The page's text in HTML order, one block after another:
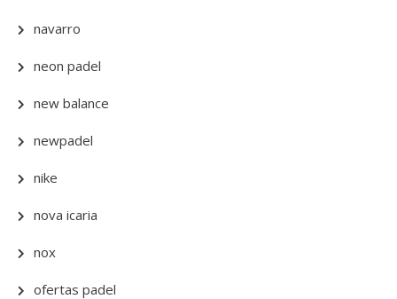
navarro
neon padel
new balance
newpadel
nike
nova icaria
nox
ofertas padel